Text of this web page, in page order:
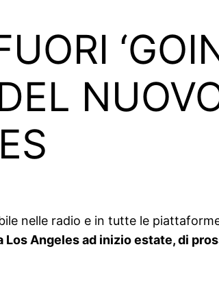
nelle radio e in tutte le
Angeles ad inizio estate, di